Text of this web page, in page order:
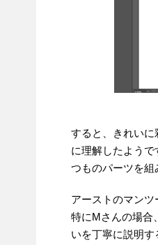
すると、きれい
に理解したよう
つものパーツを組
アーストのマンツ
特にMさんの場合
いを丁寧に説明